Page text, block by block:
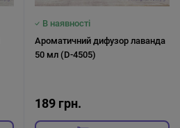
В наявності
Ароматичний дифузор лаванда
50 мл (D-4505)
189 грн.